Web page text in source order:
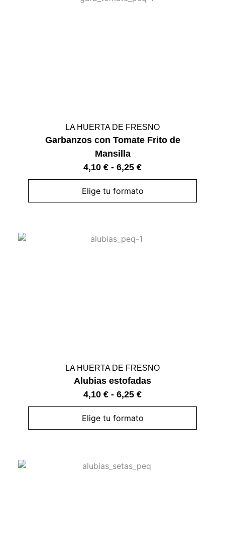
LA HUERTA DE FRESNO
Garbanzos con Tomate Frito de
Mansilla
4,10 € - 6,25 €
Elige tu formato
LA HUERTA DE FRESNO
Alubias estofadas
4,10 € - 6,25 €
Elige tu formato